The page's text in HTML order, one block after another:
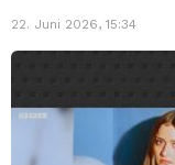
22. Juni 2026, 15:34